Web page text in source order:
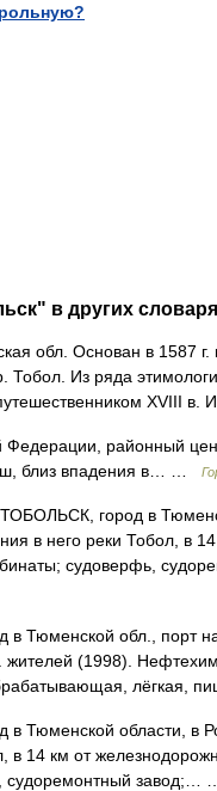
в других
обл. Основан в 1587 г.
Из ряда
XVIII
Федерации, районный
близ впадения в… …
город в
в него реки Тобол, в
судоверфь,
Тюменской обл., порт
жителей (1998).
лёгкая,
Тюменской области, в
в 14 км от
судоремонтный завод;…